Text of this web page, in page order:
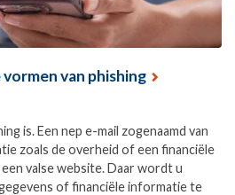
van phishing
is. Een nep e-mail zogenaamd van
zoals de overheid of een financiële
valse website. Daar wordt u
of financiële informatie te